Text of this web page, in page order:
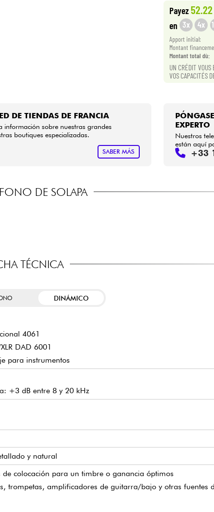
Payez
en 3x 4x
Apport initial:
Montant
Montant total dù:
UN CRÉDIT
VOS CAPACITÉS
DE TIENDAS DE FRANCIA
información sobre nuestras grandes
boutiques especializadas.
SABER MÁS
EXPERTO
Nuestros
están aquí
+33
DE SOLAPA
TÉCNICA
DINÁMICO
4061
DAD 6001
para instrumentos
+3 dB entre 8 y 20 kHz
y natural
de colocación para un timbre o ganancia óptimos
trompetas, amplificadores de guitarra/bajo y otras fuentes